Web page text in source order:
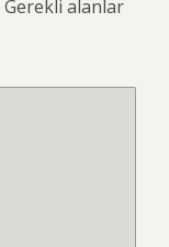
Gerekli alanlar